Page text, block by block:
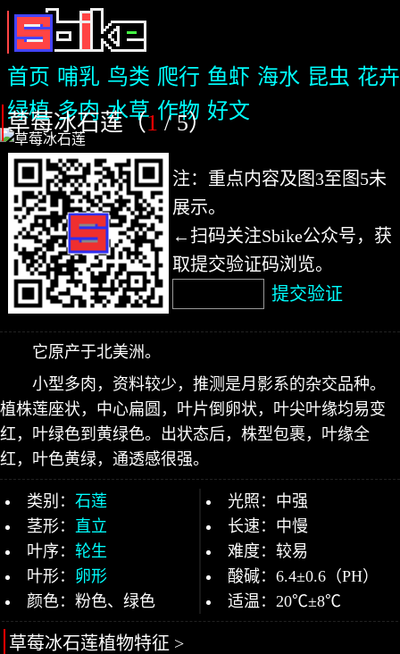
首页 哺乳 鸟类 爬行 鱼虾 海水 昆虫 花卉
绿植 多肉 水草 作物 好文
草莓冰石莲（1/ 5）
注：重点内容及图3至图5未
展示。
←扫码关注Sbike公众号，获
取提交验证码浏览。
提交验证
它原产于北美洲。
小型多肉，资料较少，推测是月影系的杂交品种。
植株莲座状，中心扁圆，叶片倒卵状，叶尖叶缘均易变
红，叶绿色到黄绿色。出状态后，株型包裹，叶缘全
红，叶色黄绿，通透感很强。
类别： 石莲
茎形： 直立
叶序： 轮生
叶形： 卵形
颜色：粉色、绿色
光照：中强
长速：中慢
难度：较易
酸碱：6.4±0.6（PH）
适温：20℃±8℃
草莓冰石莲植物特征 >